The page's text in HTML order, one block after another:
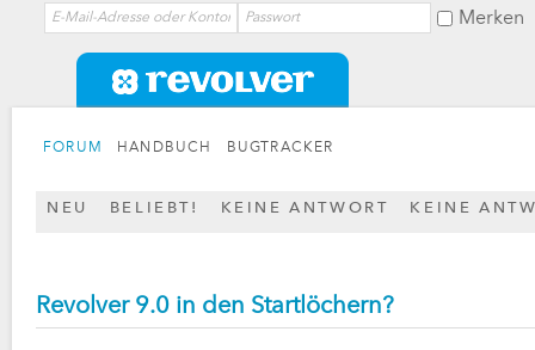
Merken
FORUM HANDBUCH BUGTRACKER
NEU BELIEBT! KEINE ANTWORT KEINE
Revolver 9.0 in den Startlöchern?